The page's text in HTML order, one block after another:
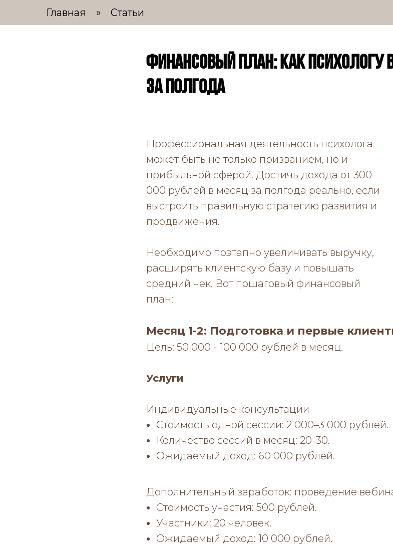
Главная » Статьи
Финансовый план: как психологу
за полгода
Профессиональная деятельность психолога
может быть не только призванием, но и
прибыльной сферой. Достичь дохода от 300
000 рублей в месяц за полгода реально, если
выстроить правильную стратегию развития и
продвижения.
Необходимо поэтапно увеличивать выручку,
расширять клиентскую базу и повышать
средний чек. Вот пошаговый финансовый
план:
Месяц 1-2: Подготовка и первые
Цель: 50 000 - 100 000 рублей в месяц.
Услуги
Индивидуальные консультации
Стоимость одной сессии: 2 000–3 000 рублей.
Количество сессий в месяц: 20-30.
Ожидаемый доход: 60 000 рублей.
Дополнительный заработок: проведение
Стоимость участия: 500 рублей.
Участники: 20 человек.
Ожидаемый доход: 10 000 рублей.